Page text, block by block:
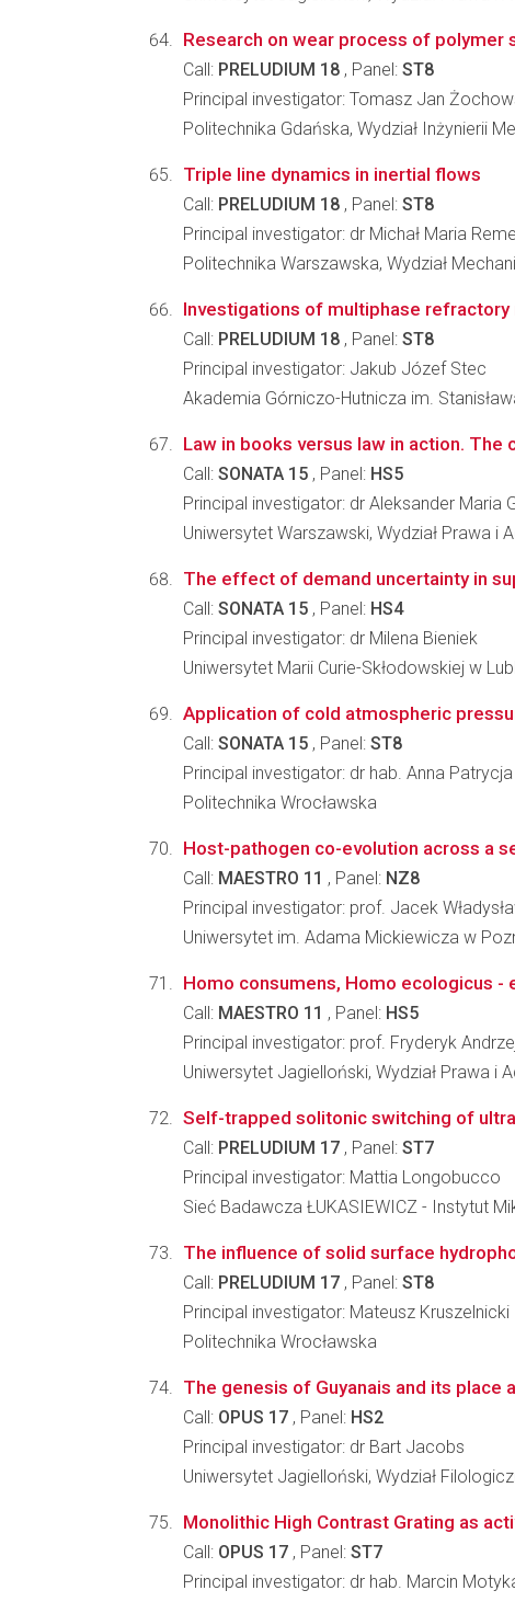
Research on wear process of polymer
Call: PRELUDIUM 18 , Panel: ST8
Principal investigator: Tomasz Jan
Politechnika Gdańska, Wydział Inżynierii
Triple line dynamics in inertial flows
Call: PRELUDIUM 18 , Panel: ST8
Principal investigator: dr Michał Maria
Politechnika Warszawska, Wydział
Investigations of multiphase
Call: PRELUDIUM 18 , Panel: ST8
Principal investigator: Jakub Józef Stec
Akademia Górniczo-Hutnicza im.
Law in books versus law in action.
Call: SONATA 15 , Panel: HS5
Principal investigator: dr Aleksander Maria
Uniwersytet Warszawski, Wydział Prawa i
The effect of demand uncertainty in
Call: SONATA 15 , Panel: HS4
Principal investigator: dr Milena Bieniek
Uniwersytet Marii Curie-Skłodowskiej w
Application of cold atmospheric
Call: SONATA 15 , Panel: ST8
Principal investigator: dr hab. Anna
Politechnika Wrocławska
Host-pathogen co-evolution across a
Call: MAESTRO 11 , Panel: NZ8
Principal investigator: prof. Jacek
Uniwersytet im. Adama Mickiewicza w
Homo consumens, Homo ecologicus
Call: MAESTRO 11 , Panel: HS5
Principal investigator: prof. Fryderyk
Uniwersytet Jagielloński, Wydział Prawa i
Self-trapped solitonic switching of
Call: PRELUDIUM 17 , Panel: ST7
Principal investigator: Mattia Longobucco
Sieć Badawcza ŁUKASIEWICZ - Instytut
The influence of solid surface
Call: PRELUDIUM 17 , Panel: ST8
Principal investigator: Mateusz Kruszelnicki
Politechnika Wrocławska
The genesis of Guyanais and its place
Call: OPUS 17 , Panel: HS2
Principal investigator: dr Bart Jacobs
Uniwersytet Jagielloński, Wydział
Monolithic High Contrast Grating as
Call: OPUS 17 , Panel: ST7
Principal investigator: dr hab. Marcin